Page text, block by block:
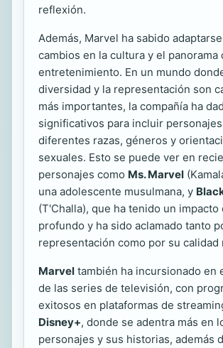
reflexión.
Además, Marvel ha sabido
cambios en la cultura y el panorama
entretenimiento. En un mundo
diversidad y la representación son
más importantes, la compañía ha
significativos para incluir
diferentes razas, géneros y
sexuales. Esto se puede ver en
personajes como Ms. Marvel
una adolescente musulmana, y
(T'Challa), que ha tenido un impacto
profundo y ha sido aclamado tanto
representación como por su calidad
Marvel también ha incursionado en
de las series de televisión, con
exitosos en plataformas de
Disney+, donde se adentra más en
personajes y sus historias, además